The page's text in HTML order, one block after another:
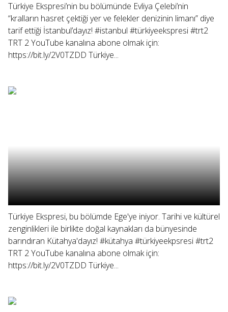
Türkiye Ekspresi’nin bu bölümünde Evliya Çelebi’nin
“kralların hasret çektiği yer ve felekler denizinin limanı” diye
tarif ettiği İstanbul’dayız! #istanbul #türkiyeekspresi #trt2
TRT 2 YouTube kanalına abone olmak için:
https://bit.ly/2V0TZDD Türkiye...
Türkiye Ekspresi, bu bölümde Ege'ye iniyor. Tarihi ve kültürel
zenginlikleri ile birlikte doğal kaynakları da bünyesinde
barındıran Kütahya'dayız! #kütahya #türkiyeekpsresi #trt2
TRT 2 YouTube kanalına abone olmak için:
https://bit.ly/2V0TZDD Türkiye...